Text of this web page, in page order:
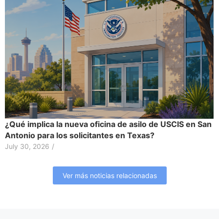
¿Qué implica la nueva oficina de asilo de USCIS en San
Antonio para los solicitantes en Texas?
July 30, 2026 /
Ver más noticias relacionadas